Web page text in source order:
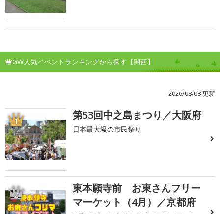
GW人気イベントランキングから探す【関西】
2026/08/08 更新
1 第53回中之島まつり／大阪府
日本最大級の市民祭り
2
東本願寺前 お東さんフリー
マーケット（4月）／京都府